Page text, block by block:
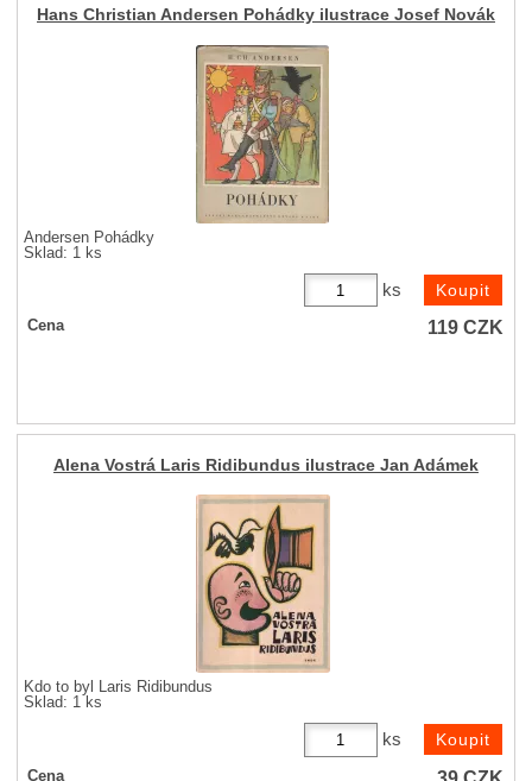
Hans Christian Andersen Pohádky ilustrace Josef Novák
Andersen Pohádky
Sklad: 1 ks
ks
Cena 119CZK
Alena Vostrá Laris Ridibundus ilustrace Jan Adámek
Kdo to byl Laris Ridibundus
Sklad: 1 ks
ks
Cena